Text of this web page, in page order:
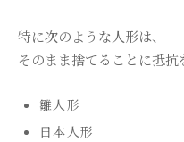
特に次のような人形は、
そのまま捨てることに抵抗
雛人形
日本人形